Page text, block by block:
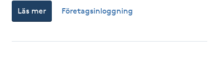
Hatha Yoga
Läs mer Företagsinloggning